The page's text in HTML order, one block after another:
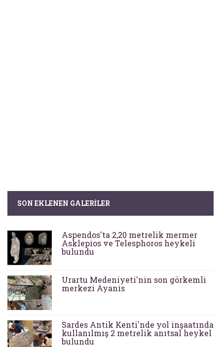
SON EKLENEN GALERILER
Aspendos'ta 2,20 metrelik mermer
Asklepios ve Telesphoros heykeli
bulundu
Urartu Medeniyeti'nin son görkemli
merkezi Ayanis
Sardes Antik Kenti'nde yol inşaatında
kullanılmış 2 metrelik anıtsal heykel
bulundu